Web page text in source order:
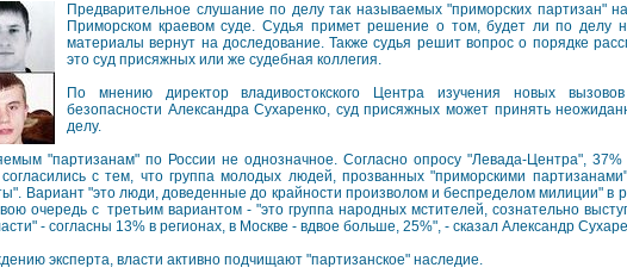
Предварительное слушание по делу так называемых "приморских партизан"
Приморском краевом суде. Судья примет решение о том, будет ли по делу
материалы вернут на доследование. Также судья решит вопрос о порядке
это суд присяжных или же судебная коллегия.
По мнению директор владивостокского Центра изучения новых
безопасности Александра Сухаренко, суд присяжных может принять
делу.
"партизанам" по России не однозначное. Согласно опросу "Левада-Центра", 37%
с тем, что группа молодых людей, прозванных "приморскими
Вариант "это люди, доведенные до крайности произволом и беспределом милиции" в
очередь с третьим вариантом - "это группа народных мстителей, сознательно
- согласны 13% в регионах, в Москве - вдвое больше, 25%", - сказал Александр
эксперта, власти активно подчищают "партизанское" наследие.